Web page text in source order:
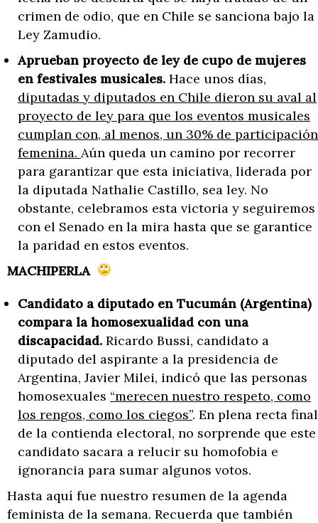
crimen de odio, que en Chile se sanciona bajo la
Ley Zamudio.
Aprueban proyecto de ley de cupo de mujeres
en festivales musicales. Hace unos días,
diputadas y diputados en Chile dieron su aval al
proyecto de ley para que los eventos musicales
cumplan con, al menos, un 30% de participación
femenina. Aún queda un camino por recorrer
para garantizar que esta iniciativa, liderada por
la diputada Nathalie Castillo, sea ley. No
obstante, celebramos esta victoria y seguiremos
con el Senado en la mira hasta que se garantice
la paridad en estos eventos.
MACHIPERLA
Candidato a diputado en Tucumán (Argentina)
compara la homosexualidad con una
discapacidad. Ricardo Bussi, candidato a
diputado del aspirante a la presidencia de
Argentina, Javier Milei, indicó que las personas
homosexuales “merecen nuestro respeto, como
los rengos, como los ciegos”. En plena recta final
de la contienda electoral, no sorprende que este
candidato sacara a relucir su homofobia e
ignorancia para sumar algunos votos.
Hasta aquí fue nuestro resumen de la agenda
feminista de la semana. Recuerda que también